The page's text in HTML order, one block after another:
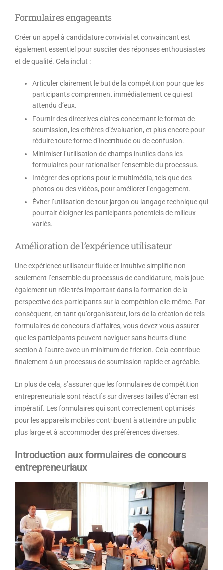
Formulaires engageants
Créer un appel à candidature convivial et convaincant est
également essentiel pour susciter des réponses enthousiastes
et de qualité. Cela inclut :
Articuler clairement le but de la compétition pour que les
participants comprennent immédiatement ce qui est
attendu d’eux.
Fournir des directives claires concernant le format de
soumission, les critères d’évaluation, et plus encore pour
réduire toute forme d’incertitude ou de confusion.
Minimiser l’utilisation de champs inutiles dans les
formulaires pour rationaliser l’ensemble du processus.
Intégrer des options pour le multimédia, tels que des
photos ou des vidéos, pour améliorer l’engagement.
Éviter l’utilisation de tout jargon ou langage technique qui
pourrait éloigner les participants potentiels de milieux
variés.
Amélioration de l’expérience utilisateur
Une expérience utilisateur fluide et intuitive simplifie non
seulement l’ensemble du processus de candidature, mais joue
également un rôle très important dans la formation de la
perspective des participants sur la compétition elle-même. Par
conséquent, en tant qu’organisateur, lors de la création de tels
formulaires de concours d’affaires, vous devez vous assurer
que les participants peuvent naviguer sans heurts d’une
section à l’autre avec un minimum de friction. Cela contribue
finalement à un processus de soumission rapide et agréable.
En plus de cela, s’assurer que les formulaires de compétition
entrepreneuriale sont réactifs sur diverses tailles d’écran est
impératif. Les formulaires qui sont correctement optimisés
pour les appareils mobiles contribuent à atteindre un public
plus large et à accommoder des préférences diverses.
Introduction aux formulaires de concours
entrepreneuriaux